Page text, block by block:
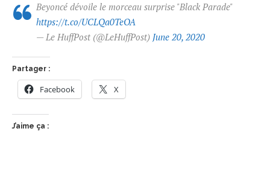
Beyoncé dévoile le morceau surprise "Black Parade"
https://t.co/UCLQa0TeOA
— Le HuffPost (@LeHuffPost) June 20, 2020
Partager :
Facebook X
J’aime ça :